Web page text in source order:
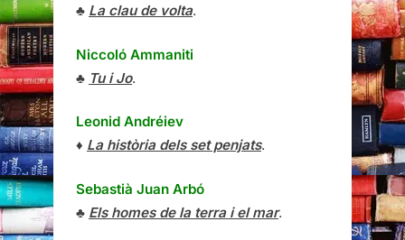
♣ La clau de volta.
Niccoló Ammaniti
♣ Tu i Jo.
Leonid Andréiev
♦ La història dels set penjats.
Sebastià Juan Arbó
♣ Els homes de la terra i el mar.